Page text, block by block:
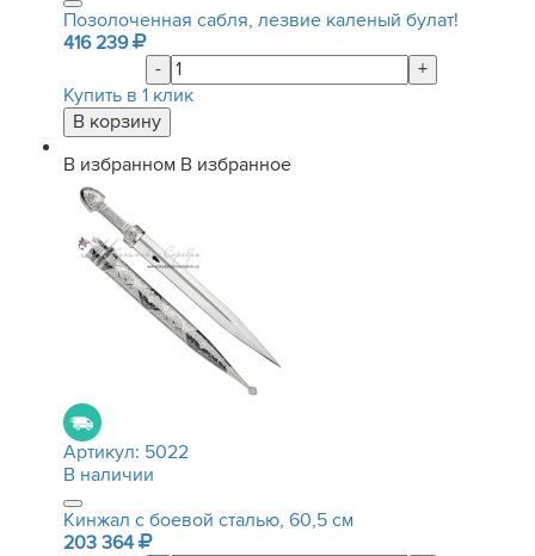
Позолоченная сабля, лезвие каленый булат!
416 239
-
+
Купить в 1 клик
В избранном В избранное
Артикул: 5022
В наличии
Кинжал с боевой сталью, 60,5 см
203 364